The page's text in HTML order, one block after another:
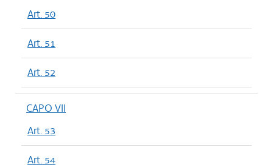
Art. 50
Art. 51
Art. 52
CAPO VII
Art. 53
Art. 54